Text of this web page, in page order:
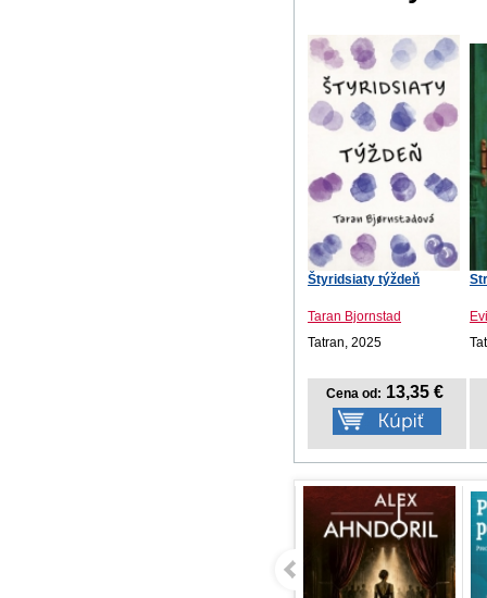
Štyridsiaty týždeň
Taran Bjornstad
Tatran, 2025
Cena od: 13,35 €